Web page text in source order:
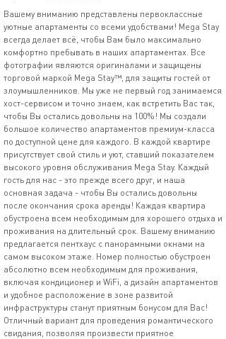
Вашему вниманию представлены первоклассные
уютные апартаменты со всеми удобствами! Mega Stay
всегда делает всё, чтобы Вам было максимально
комфортно пребывать в наших апартаментах. Все
фотографии являются оригиналами и защищены
торговой маркой Mega Stay™, для защиты гостей от
злоумышленников. Мы уже не первый год занимаемся
хост-сервисом и точно знаем, как встретить Вас так,
чтобы Вы остались довольны на 100%! Мы создали
большое количество апартаментов премиум-класса
по доступной цене для каждого. В каждой квартире
присутствует свой стиль и уют, ставший показателем
высокого уровня обслуживания Mega Stay. Каждый
гость для нас - это прежде всего друг, и наша
основная задача - чтобы Вы остались довольны
после окончания срока аренды! Каждая квартира
обустроена всем необходимым для хорошего отдыха и
проживания на длительный срок. Вашему вниманию
предлагается пентхаус с панорамными окнами на
самом высоком этаже. Номер полностью обустроен
абсолютно всем необходимым для проживания,
включая кондиционер и WiFi, а дизайн апартаментов
и удобное расположение в зоне развитой
инфраструктуры станут приятным бонусом для Вас!
Отличный вариант для проведения романтического
свидания, позволяя произвести приятное